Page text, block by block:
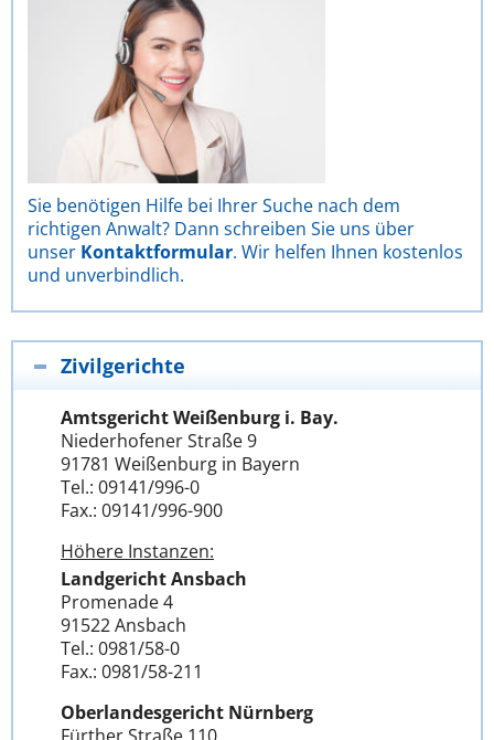
Sie benötigen Hilfe bei Ihrer Suche nach dem
richtigen Anwalt? Dann schreiben Sie uns über
unser Kontaktformular. Wir helfen Ihnen kostenlos
und unverbindlich.
Zivilgerichte
Amtsgericht Weißenburg i. Bay.
Niederhofener Straße 9
91781 Weißenburg in Bayern
Tel.: 09141/996-0
Fax.: 09141/996-900
Höhere Instanzen:
Landgericht Ansbach
Promenade 4
91522 Ansbach
Tel.: 0981/58-0
Fax.: 0981/58-211
Oberlandesgericht Nürnberg